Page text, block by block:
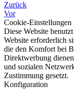
Zurück
Vor
Cookie-Einstellungen
Diese Website
Website erforderlich
die den Komfort bei
Direktwerbung
und sozialen
Zustimmung gesetzt.
Konfiguration